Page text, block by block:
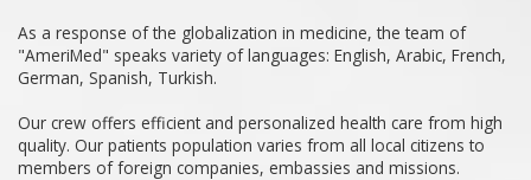
As a response of the globalization in medicine, the team of
"AmeriMed" speaks variety of languages: English, Arabic, French,
German, Spanish, Turkish.
Our crew offers efficient and personalized health care from high
quality. Our patients population varies from all local citizens to
members of foreign companies, embassies and missions.